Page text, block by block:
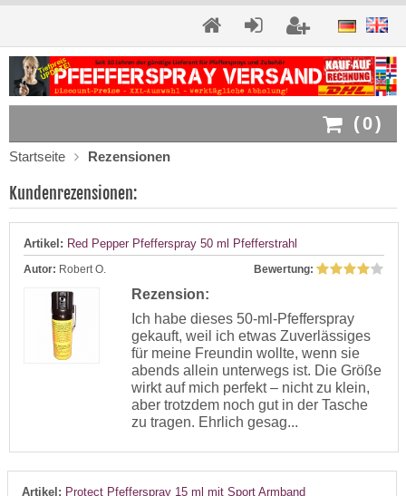
(0)
Startseite Rezensionen
Kundenrezensionen:
Artikel: Red Pepper Pfefferspray 50 ml Pfefferstrahl
Autor: Robert O. Bewertung:
Rezension:
Ich habe dieses 50-ml-Pfefferspray
gekauft, weil ich etwas Zuverlässiges
für meine Freundin wollte, wenn sie
abends allein unterwegs ist. Die Größe
wirkt auf mich perfekt – nicht zu klein,
aber trotzdem noch gut in der Tasche
zu tragen. Ehrlich gesag...
Artikel: Protect Pfefferspray 15 ml mit Sport Armband